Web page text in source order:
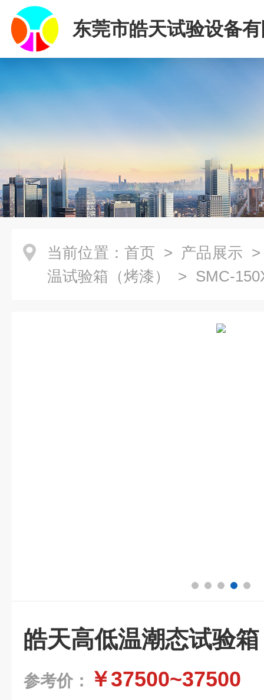
东莞市皓天试验设备
当前位置： 首页 > 产品展示
温试验箱（烤漆）
> SMC-
皓天高低温潮态试验箱
参考价： ￥37500~37500